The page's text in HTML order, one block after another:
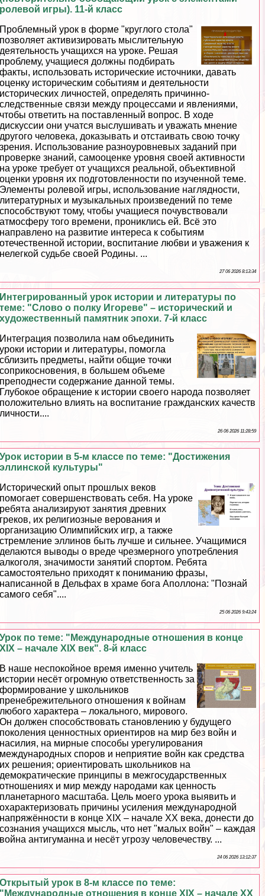
ролевой игры). 11-й класс
Проблемный урок в форме "круглого стола"
позволяет активизировать мыслительную
деятельность учащихся на уроке. Решая
проблему, учащиеся должны подбирать
факты, использовать исторические источники, давать
оценку историческим событиям и деятельности
исторических личностей, определять причинно-
следственные связи между процессами и явлениями,
чтобы ответить на поставленный вопрос. В ходе
дискуссии они учатся выслушивать и уважать мнение
другого человека, доказывать и отстаивать свою точку
зрения. Использование разноуровневых заданий при
проверке знаний, самооценке уровня своей активности
на уроке требует от учащихся реальной, объективной
оценки уровня их подготовленности по изученной теме.
Элементы ролевой игры, использование наглядности,
литературных и музыкальных произведений по теме
способствуют тому, чтобы учащиеся почувствовали
атмосферу того времени, прониклись ей. Всё это
направлено на развитие интереса к событиям
отечественной истории, воспитание любви и уважения к
нелегкой судьбе своей Родины. ...
27 06 2026 8:13:34
Интегрированный урок истории и литературы по
теме: "Слово о полку Игореве" – исторический и
художественный памятник эпохи. 7-й класс
Интеграция позволила нам объединить
уроки истории и литературы, помогла
сблизить предметы, найти общие точки
соприкосновения, в большем объеме
преподнести содержание данной темы.
Глубокое обращение к истории своего народа позволяет
положительно влиять на воспитание гражданских качеств
личности....
26 06 2026 11:28:59
Урок истории в 5-м классе по теме: "Достижения
эллинской культуры"
Исторический опыт прошлых веков
помогает совершенствовать себя. На уроке
ребята анализируют занятия древних
греков, их религиозные верования и
организацию Олимпийских игр, а также
стремление эллинов быть лучше и сильнее. Учащимися
делаются выводы о вреде чрезмерного употрeбления
алкоголя, значимости занятий спортом. Ребята
самостоятельно приходят к пониманию фразы,
написанной в Дельфах в храме бога Аполлона: "Познай
самого себя"....
25 06 2026 9:43:24
Урок по теме: "Международные отношения в конце
XIX – начале XIX век". 8-й класс
В наше неспокойное время именно учитель
истории несёт огромную ответственность за
формирование у школьников
пренебрежительного отношения к войнам
любого хаpaктера – локального, мирового.
Он должен способствовать становлению у будущего
поколения ценностных ориентиров на мир без войн и
насилия, на мирные способы урегулирования
международных споров и неприятие войн как средства
их решения; ориентировать школьников на
демократические принципы в межгосударственных
отношениях и мир между народами как ценность
планетарного масштаба. Цель моего урока выявить и
охаpaктеризовать причины усиления международной
напряжённости в конце XIX – начале XX века, донести до
сознания учащихся мысль, что нет "малых войн" – каждая
война антигуманна и несёт угрозу человечеству. ...
24 06 2026 13:12:37
Открытый урок в 8-м классе по теме:
"Международные отношения в конце XIX – начале ХХ